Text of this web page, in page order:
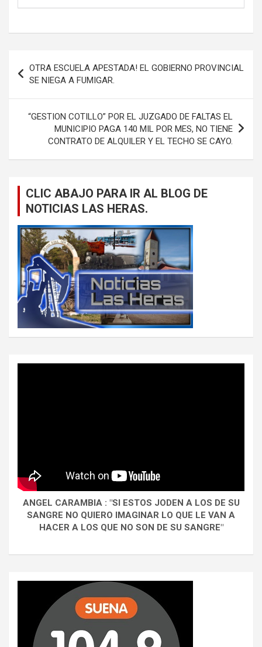
de
entradas
OTRA ESCUELA APESTADA! EL GOBIERNO PROVINCIAL
SE NIEGA A FUMIGAR.
“GESTION COTILLO” POR EL JUZGADO DE FALTAS EL
MUNICIPIO PAGA 140 MIL POR MES, NO TIENE
CONTRATO DE ALQUILER Y EL TECHO SE CAYO.
CLIC ABAJO PARA IR AL BLOG DE
NOTICIAS LAS HERAS.
ANGEL CARAMBIA : "SI ESTOS JODEN A LOS DE SU
SANGRE NO QUIERO IMAGINAR LO QUE LE VAN A
HACER A LOS QUE NO SON DE SU SANGRE"